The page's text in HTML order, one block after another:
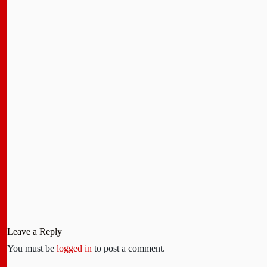
Leave a Reply
You must be logged in to post a comment.